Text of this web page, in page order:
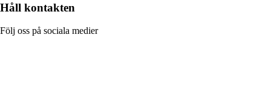
Håll kontakten
Följ oss på sociala medier